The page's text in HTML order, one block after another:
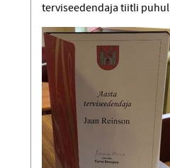
terviseedendaja tiitli puhul